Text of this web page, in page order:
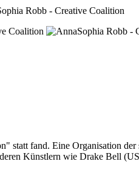
statt fand. Eine Organisation
Künstlern wie Drake Bell